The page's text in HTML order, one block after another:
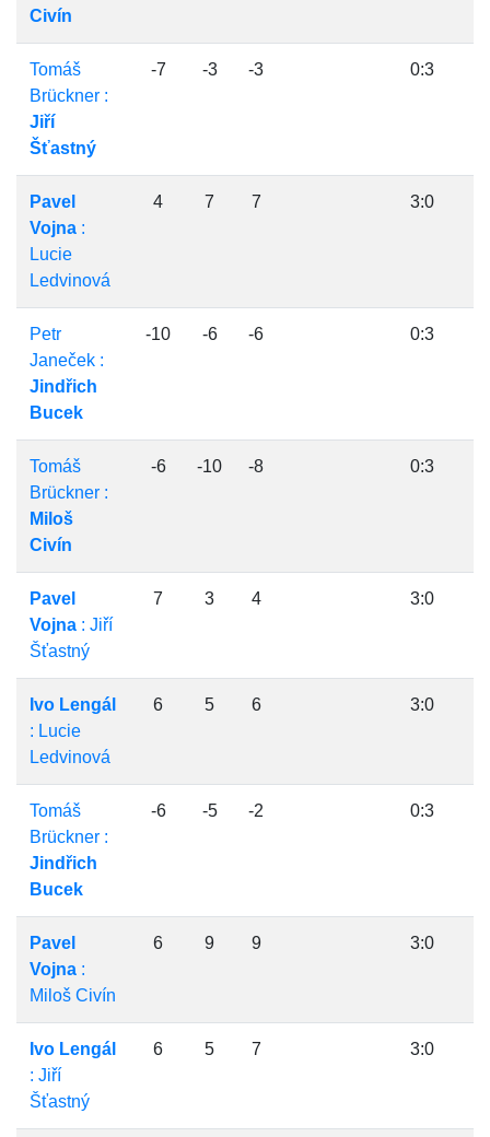
Civín
Tomáš
Brückner :
Jiří
Šťastný
-7 -3 -3 0:3
Pavel
Vojna :
Lucie
Ledvinová
4 7 7 3:0
Petr
Janeček :
Jindřich
Bucek
-10 -6 -6 0:3
Tomáš
Brückner :
Miloš
Civín
-6 -10 -8 0:3
Pavel
Vojna : Jiří
Šťastný
7 3 4 3:0
Ivo Lengál
: Lucie
Ledvinová
6 5 6 3:0
Tomáš
Brückner :
Jindřich
Bucek
-6 -5 -2 0:3
Pavel
Vojna :
Miloš Civín
6 9 9 3:0
Ivo Lengál
: Jiří
Šťastný
6 5 7 3:0